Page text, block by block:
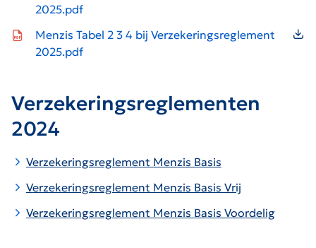
2025.pdf
Icon file type-pdf
Menzis Tabel 2 3 4 bij Verzekeringsreglement
2025.pdf
Verzekeringsreglementen
2024
Verzekeringsreglement Menzis Basis
Verzekeringsreglement Menzis Basis Vrij
Verzekeringsreglement Menzis Basis Voordelig